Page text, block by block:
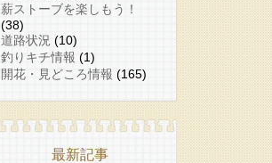
薪ストーブを楽しもう！
(38)
道路状況 (10)
釣りキチ情報 (1)
開花・見どころ情報 (165)
最新記事